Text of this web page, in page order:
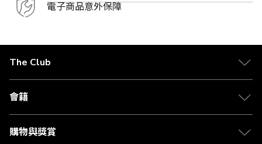
電子商品意外保障
The Club
關於 The Club
合作夥伴
媒體中心
會籍
會籍及專屬禮遇
賺取積分
購物與獎賞